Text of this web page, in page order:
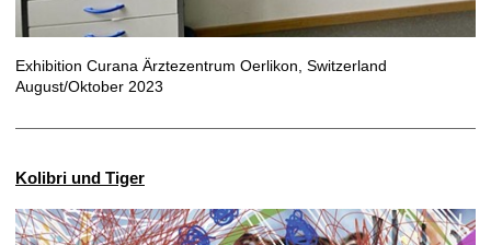
Exhibition Curana Ärztezentrum Oerlikon, Switzerland
August/Oktober 2023
Kolibri und Tiger